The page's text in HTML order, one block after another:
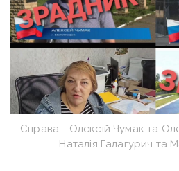
Справа - Олексій Чумак та
Наталія Галагурич та